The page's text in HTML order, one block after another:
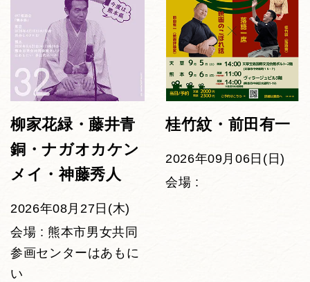
柳家花緑・藤井青
銅・ナガオカケン
メイ・神藤秀人
2026年08月27日(木)
会場 : 熊本市男女共同
参画センターはあもに
い
桂竹紋・前田有一
2026年09月06日(日)
会場 :